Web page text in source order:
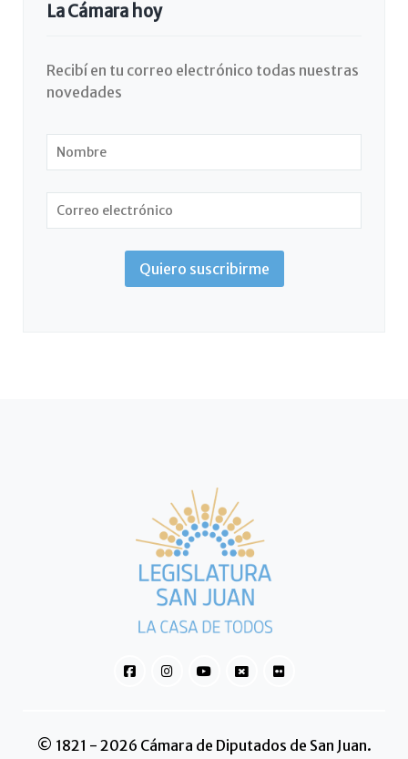
La Cámara hoy
Recibí en tu correo electrónico todas nuestras
novedades
© 1821 - 2026 Cámara de Diputados de San Juan.